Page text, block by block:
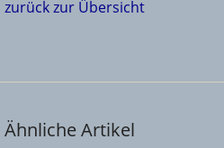
zurück zur Übersicht
Ähnliche Artikel